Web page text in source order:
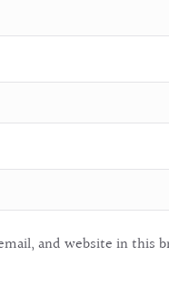
and website in